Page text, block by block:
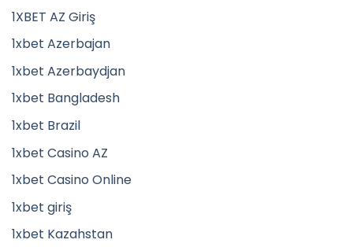
1XBET AZ Giriş
1xbet Azerbajan
1xbet Azerbaydjan
1xbet Bangladesh
1xbet Brazil
1xbet Casino AZ
1xbet Casino Online
1xbet giriş
1xbet Kazahstan